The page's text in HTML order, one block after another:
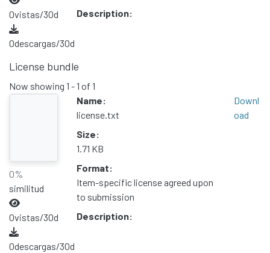
0vistas/30d
0descargas/30d
Description:
License bundle
Now showing 1 - 1 of 1
0%
similitud
0vistas/30d
0descargas/30d
Name:
license.txt
Size:
1.71 KB
Format:
Item-specific license agreed upon
to submission
Description:
Downl
oad